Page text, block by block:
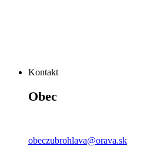
Kontakt
Obec
obeczubrohlava@orava.sk